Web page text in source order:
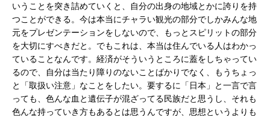
いうことを突き詰めていくと、自分の出身の地域とかに誇りを持
つことができる。今は本当にチャラい観光の部分でしかみんな地
元をプレゼンテーションをしないので、もっとスピリットの部分
を大切にすべきだと。でもこれは、本当は住んでいる人はわかっ
ていることなんです。経済がそういうところに蓋をしちゃってい
るので、自分は当たり障りのないことばかりでなく、もうちょっ
と「取扱い注意」なことをしたい。要するに「日本」と一言で言
っても、色んな血と遺伝子が混ざってる民族だと思うし、それも
色んな持っていき方もあるとは思うんですが、思想というよりも